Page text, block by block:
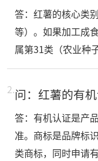
答：红薯的核心类
等）。如果加工成
属第31类（农业种
2.问：红薯的有
答：有机认证是产
准。商标是品牌标
类商标，同时申请